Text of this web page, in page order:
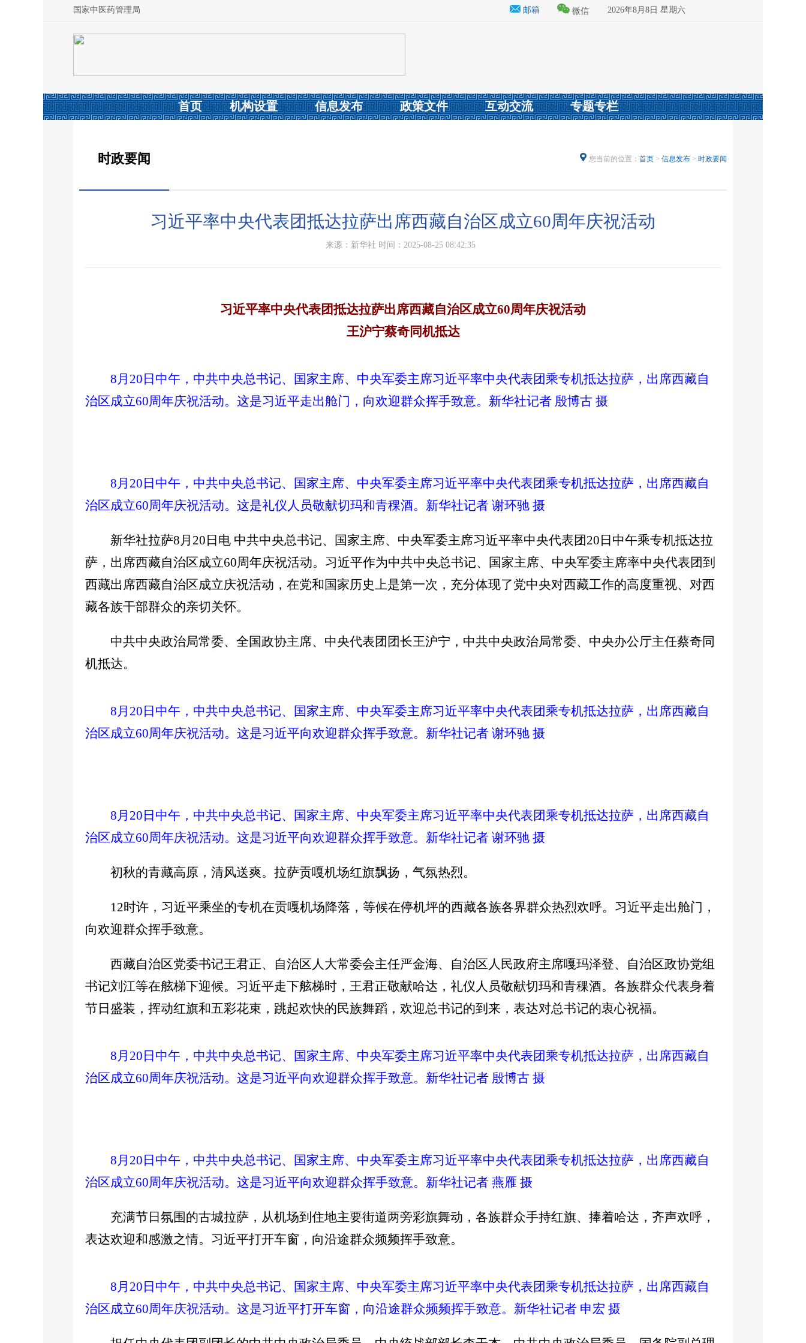
国家中医药管理局 邮箱 微信 2026年8月8日 星期六
首页 机构设置 信息发布 政策文件 互动交流 专题专栏
时政要闻 您当前的位置： 首页 > 信息发布 > 时政要闻
习近平率中央代表团抵达拉萨出席西藏自治区成立60周年庆祝活动
来源：新华社 时间：2025-08-25 08:42:35
习近平率中央代表团抵达拉萨出席西藏自治区成立60周年庆祝活动
王沪宁蔡奇同机抵达
8月20日中午，中共中央总书记、国家主席、中央军委主席习近平率中央代表团乘专机抵达拉萨，出席西藏自
治区成立60周年庆祝活动。这是习近平走出舱门，向欢迎群众挥手致意。新华社记者 殷博古 摄
8月20日中午，中共中央总书记、国家主席、中央军委主席习近平率中央代表团乘专机抵达拉萨，出席西藏自
治区成立60周年庆祝活动。这是礼仪人员敬献切玛和青稞酒。新华社记者 谢环驰 摄
新华社拉萨8月20日电 中共中央总书记、国家主席、中央军委主席习近平率中央代表团20日中午乘专机抵达拉
萨，出席西藏自治区成立60周年庆祝活动。习近平作为中共中央总书记、国家主席、中央军委主席率中央代表团到
西藏出席西藏自治区成立庆祝活动，在党和国家历史上是第一次，充分体现了党中央对西藏工作的高度重视、对西
藏各族干部群众的亲切关怀。
中共中央政治局常委、全国政协主席、中央代表团团长王沪宁，中共中央政治局常委、中央办公厅主任蔡奇同
机抵达。
8月20日中午，中共中央总书记、国家主席、中央军委主席习近平率中央代表团乘专机抵达拉萨，出席西藏自
治区成立60周年庆祝活动。这是习近平向欢迎群众挥手致意。新华社记者 谢环驰 摄
8月20日中午，中共中央总书记、国家主席、中央军委主席习近平率中央代表团乘专机抵达拉萨，出席西藏自
治区成立60周年庆祝活动。这是习近平向欢迎群众挥手致意。新华社记者 谢环驰 摄
初秋的青藏高原，清风送爽。拉萨贡嘎机场红旗飘扬，气氛热烈。
12时许，习近平乘坐的专机在贡嘎机场降落，等候在停机坪的西藏各族各界群众热烈欢呼。习近平走出舱门，
向欢迎群众挥手致意。
西藏自治区党委书记王君正、自治区人大常委会主任严金海、自治区人民政府主席嘎玛泽登、自治区政协党组
书记刘江等在舷梯下迎候。习近平走下舷梯时，王君正敬献哈达，礼仪人员敬献切玛和青稞酒。各族群众代表身着
节日盛装，挥动红旗和五彩花束，跳起欢快的民族舞蹈，欢迎总书记的到来，表达对总书记的衷心祝福。
8月20日中午，中共中央总书记、国家主席、中央军委主席习近平率中央代表团乘专机抵达拉萨，出席西藏自
治区成立60周年庆祝活动。这是习近平向欢迎群众挥手致意。新华社记者 殷博古 摄
8月20日中午，中共中央总书记、国家主席、中央军委主席习近平率中央代表团乘专机抵达拉萨，出席西藏自
治区成立60周年庆祝活动。这是习近平向欢迎群众挥手致意。新华社记者 燕雁 摄
充满节日氛围的古城拉萨，从机场到住地主要街道两旁彩旗舞动，各族群众手持红旗、捧着哈达，齐声欢呼，
表达欢迎和感激之情。习近平打开车窗，向沿途群众频频挥手致意。
8月20日中午，中共中央总书记、国家主席、中央军委主席习近平率中央代表团乘专机抵达拉萨，出席西藏自
治区成立60周年庆祝活动。这是习近平打开车窗，向沿途群众频频挥手致意。新华社记者 申宏 摄